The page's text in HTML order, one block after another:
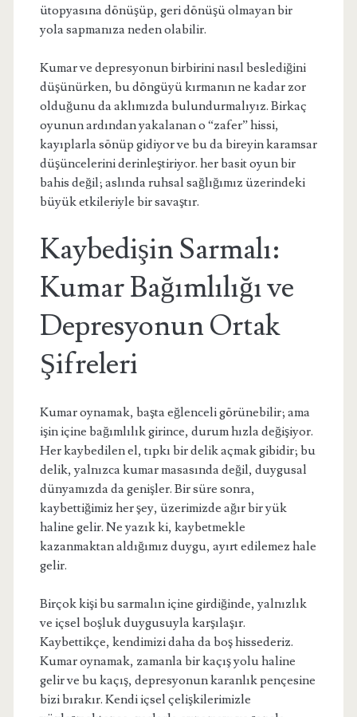
ütopyasına dönüşüp, geri dönüşü olmayan bir
yola sapmanıza neden olabilir.
Kumar ve depresyonun birbirini nasıl beslediğini
düşünürken, bu döngüyü kırmanın ne kadar zor
olduğunu da aklımızda bulundurmalıyız. Birkaç
oyunun ardından yakalanan o “zafer” hissi,
kayıplarla sönüp gidiyor ve bu da bireyin karamsar
düşüncelerini derinleştiriyor. her basit oyun bir
bahis değil; aslında ruhsal sağlığımız üzerindeki
büyük etkileriyle bir savaştır.
Kaybedişin Sarmalı:
Kumar Bağımlılığı ve
Depresyonun Ortak
Şifreleri
Kumar oynamak, başta eğlenceli görünebilir; ama
işin içine bağımlılık girince, durum hızla değişiyor.
Her kaybedilen el, tıpkı bir delik açmak gibidir; bu
delik, yalnızca kumar masasında değil, duygusal
dünyamızda da genişler. Bir süre sonra,
kaybettiğimiz her şey, üzerimizde ağır bir yük
haline gelir. Ne yazık ki, kaybetmekle
kazanmaktan aldığımız duygu, ayırt edilemez hale
gelir.
Birçok kişi bu sarmalın içine girdiğinde, yalnızlık
ve içsel boşluk duygusuyla karşılaşır.
Kaybettikçe, kendimizi daha da boş hissederiz.
Kumar oynamak, zamanla bir kaçış yolu haline
gelir ve bu kaçış, depresyonun karanlık pençesine
bizi bırakır. Kendi içsel çelişkilerimizle